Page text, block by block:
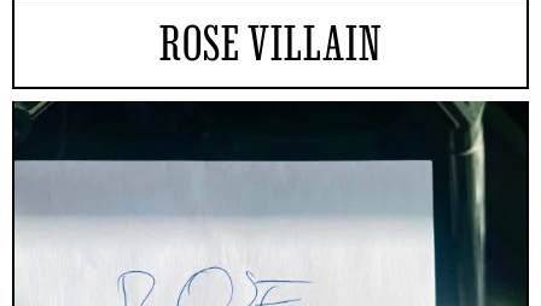
ROSE VILLAIN